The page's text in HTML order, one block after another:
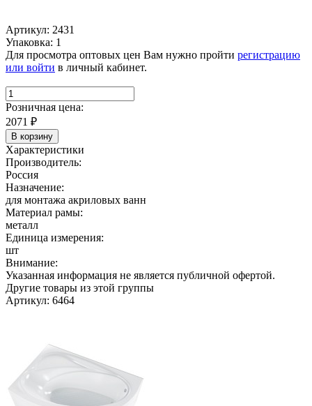
Артикул: 2431
Упаковка: 1
Для просмотра оптовых цен Вам нужно пройти регистрацию
или войти в личный кабинет.
Розничная цена:
2071 ₽
В корзину
Характеристики
Производитель:
Россия
Назначение:
для монтажа акриловых ванн
Материал рамы:
металл
Единица измерения:
шт
Внимание:
Указанная информация не является публичной офертой.
Другие товары из этой группы
Артикул: 6464